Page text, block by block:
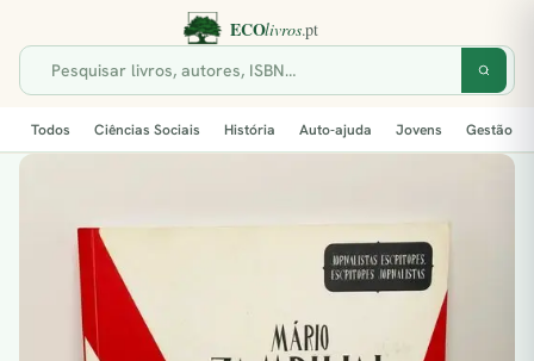
Todos Ciências Sociais História Auto-ajuda Jovens Gestão